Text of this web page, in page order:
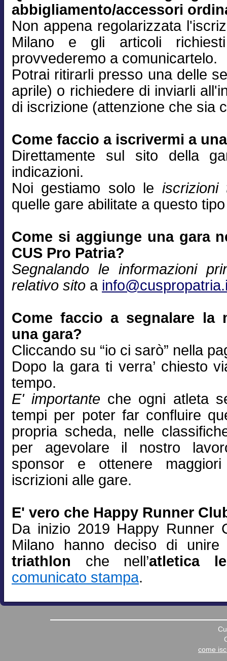
abbigliamento/accessori
Non appena regolarizzata
Milano e gli articoli richiesti
provvederemo a comunicartelo.
Potrai ritirarli presso una delle
aprile) o richiedere di inviarli
di iscrizione (attenzione che sia
Come faccio a iscrivermi a
Direttamente sul sito della
indicazioni.
Noi gestiamo solo le iscrizioni
quelle gare abilitate a questo
Come si aggiunge una gara
CUS Pro Patria?
Segnalando le informazioni
relativo sito a
Come faccio a segnalare la
una gara?
Cliccando su “io ci sarò” nella
Dopo la gara ti verra’ chiesto
tempo.
E' importante che ogni atleta
tempi per poter far confluire
propria scheda, nelle
per agevolare il nostro
sponsor e ottenere
iscrizioni alle gare.
E' vero che Happy Runner
Da inizio 2019 Happy Runner
Milano hanno deciso di
triathlon che nell’atletica
comunicato stampa.
come